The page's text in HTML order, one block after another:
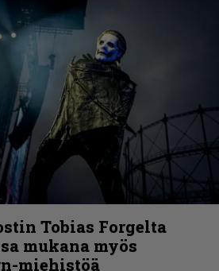
Tobias Forgelta
mukana myös
miehistöä